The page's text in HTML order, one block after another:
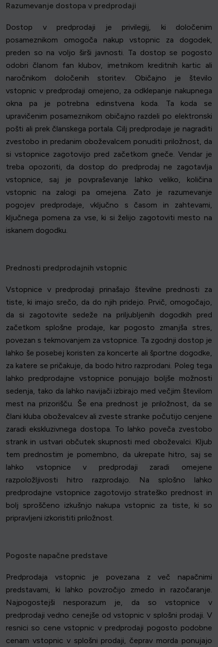
Razumevanje dostopa v predprodaji
Dostop v predprodaji je privilegij, ki določenim
posameznikom omogoča nakup vstopnic za dogodek,
preden so na voljo širši javnosti. Ta dostop se pogosto
odobri članom fan klubov, imetnikom kreditnih kartic ali
naročnikom določenih storitev. Običajno je število
vstopnic v predprodaji omejeno, za odklepanje nakupnega
okna pa je potrebna edinstvena koda. Ta koda se
upravičenim posameznikom običajno razdeli po elektronski
pošti ali prek članskega portala. Cilj predprodaje je nagraditi
zvestobo in predanim oboževalcem ponuditi priložnost, da
si vstopnice zagotovijo pred začetkom gneče. Vendar je
treba opozoriti, da dostop do predprodaj ne zagotavlja
vstopnice, saj je povpraševanje lahko veliko, količina
vstopnic na zalogi pa omejena. Zato je razumevanje
pogojev predprodaje, vključno s časom in zahtevami,
ključnega pomena za vse, ki si želijo zagotoviti mesto na
iskanem dogodku.
Prednosti predprodajnih vstopnic
Vstopnice v predprodaji prinašajo številne prednosti za
tiste, ki imajo srečo, da do njih pridejo. Prvič, omogočajo,
da si zagotovite sedeže na priljubljenih dogodkih pred
začetkom splošne prodaje, kar pogosto zmanjša stres,
povezan s tekmovanjem za vstopnice. Ta zgodnji dostop je
lahko še posebej koristen za koncerte ali športne dogodke,
za katere se pričakuje, da bodo hitro razprodani. Poleg tega
lahko predprodajne vstopnice ponujajo boljše možnosti
sedenja, tako da lahko navijači izbirajo med večjim številom
mest na prizorišču. Še ena prednost je priložnost, da se
člani kluba oboževalcev ali zveste stranke počutijo cenjene
zaradi ekskluzivnega dostopa. To lahko poveča zvestobo
strank in ustvari občutek skupnosti med oboževalci. Kljub
tem prednostim je pomembno, da ukrepate hitro, saj se
lahko vstopnice v predprodaji zaradi omejene
razpoložljivosti hitro razprodajo. Na splošno lahko
predprodajne vstopnice zagotovijo strateško prednost in
bolj sproščeno izkušnjo nakupa vstopnic za tiste, ki so
pripravljeni izkoristiti priložnost.
Pogoste napačne predstave
Predprodaja vstopnic je povezana z več napačnimi
predstavami, ki lahko povzročijo zmedo in razočaranje.
Najpogostejši nesporazum je, da so vstopnice v
predprodaji vedno cenejše od vstopnic v splošni prodaji. V
resnici so cene vstopnic v predprodaji pogosto podobne
cenam vstopnic v splošni prodaji, čeprav morda ponujajo